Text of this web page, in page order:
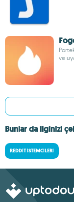
ve
Bunlar da ilginizi
REDDIT İSTEMCILERI